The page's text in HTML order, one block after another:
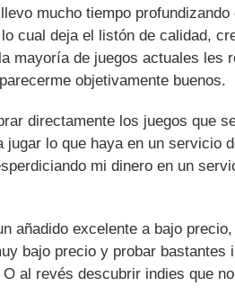
mucho tiempo
cual deja el listón de calidad,
mayoría de juegos actuales les
objetivamente buenos.
directamente los juegos que
jugar lo que haya en un servicio
mi dinero en un
añadido excelente a bajo
bajo precio y probar bastantes
al revés descubrir indies que